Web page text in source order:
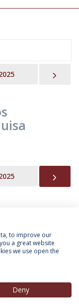
to improve our
a great website
we use open the
Deny